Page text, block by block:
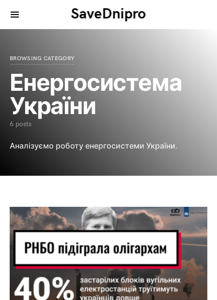
SaveDnipro
Search for:
BROWSING CATEGORY
Енергосистема
України
6 posts
Аналізуємо роботу енергосистеми України.